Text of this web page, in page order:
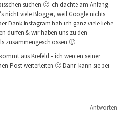
suchen 🙂 Ich dachte am Anfang
nicht viele Blogger, weil Google nichts
Dank Instagram hab ich ganz viele liebe
dürfen & wir haben uns zu den
zusammengeschlossen 🙂
aus Krefeld – ich werden seiner
Post weiterleiten 🙂 Dann kann sie bei
Antworten